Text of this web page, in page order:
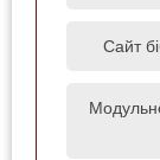
Сайт